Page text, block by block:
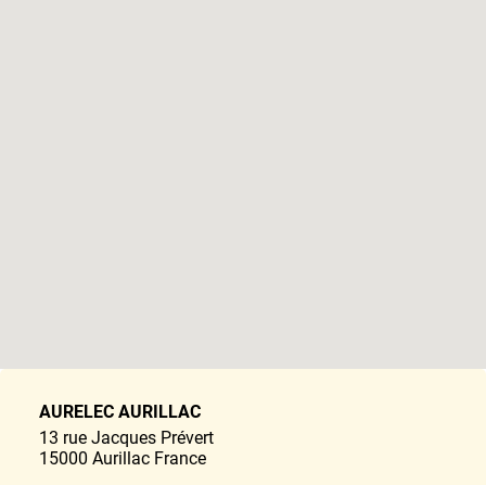
AURELEC AURILLAC
13 rue Jacques Prévert
15000 Aurillac France